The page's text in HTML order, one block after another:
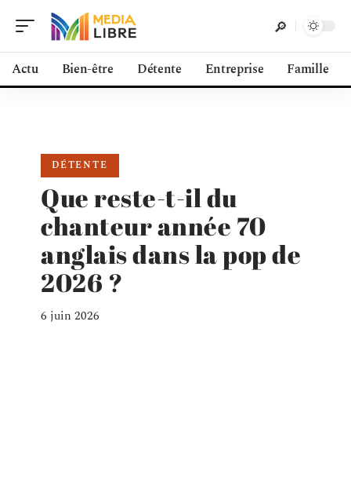
Actu Bien-être Détente Entreprise Famille
DÉTENTE
Que reste-t-il du
chanteur année 70
anglais dans la pop de
2026 ?
6 juin 2026